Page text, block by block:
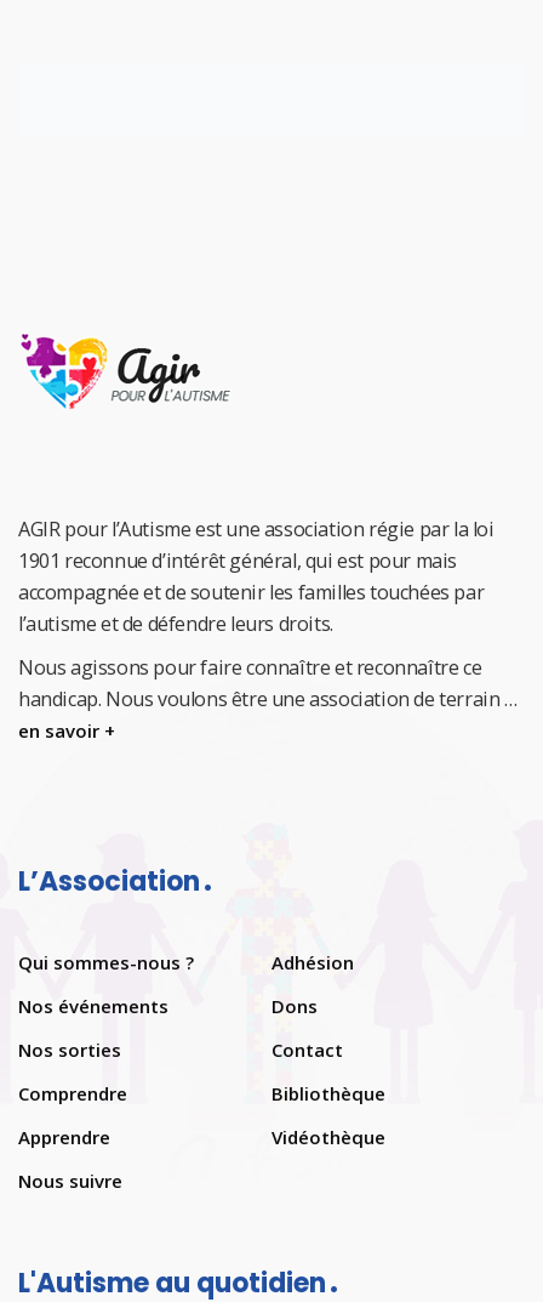
AGIR pour l’Autisme est une association régie par la loi
1901 reconnue d’intérêt général, qui est pour mais
accompagnée et de soutenir les familles touchées par
l’autisme et de défendre leurs droits.
Nous agissons pour faire connaître et reconnaître ce
handicap. Nous voulons être une association de terrain …
en savoir +
L’Association
Qui sommes-nous ?
Nos événements
Nos sorties
Comprendre
Apprendre
Nous suivre
Adhésion
Dons
Contact
Bibliothèque
Vidéothèque
L'Autisme au quotidien